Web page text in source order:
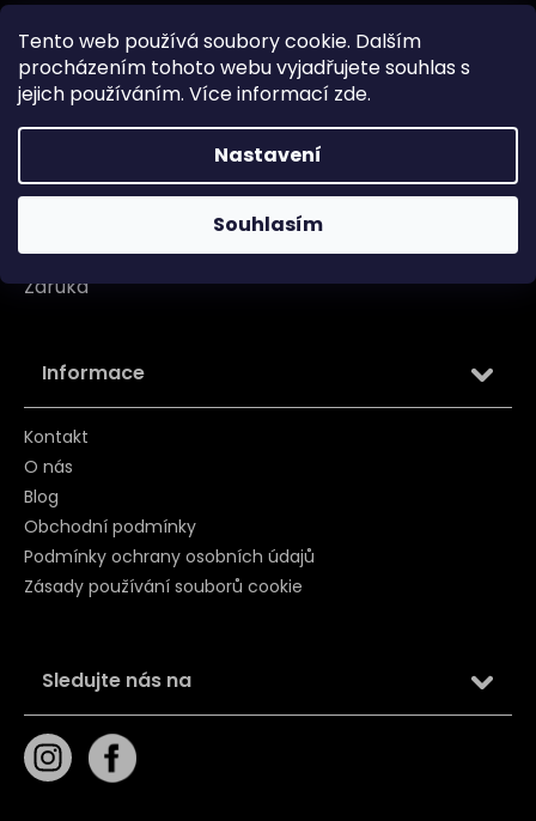
Tento web používá soubory cookie. Dalším
procházením tohoto webu vyjadřujete souhlas s
jejich používáním. Více informací zde.
Nastavení
Souhlasím
Doprava
Garance originality
Platba
Tabulka velikosti
Záruka
Informace
Kontakt
O nás
Blog
Obchodní podmínky
Podmínky ochrany osobních údajů
Zásady používání souborů cookie
Sledujte nás na